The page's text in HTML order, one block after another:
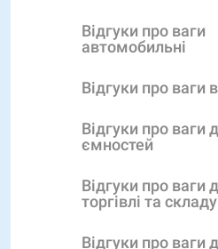
Відгуки про ваги
автомобильні
Відгуки про ваги
Відгуки про ваги
ємностей
Відгуки про ваги
торгівлі та складу
Відгуки про ваги